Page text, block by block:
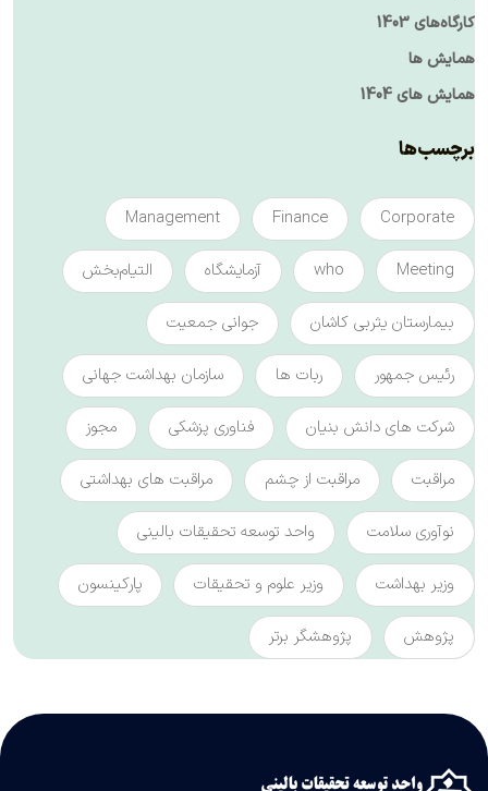
کارگاه‌های 1403
همایش ها
همایش های 1404
برچسب‌ها
Corporate
Finance
Management
Meeting
who آزمایشگاه التیام‌بخش
بیمارستان یثربی کاشان جوانی جمعیت
رئیس جمهور ربات ها سازمان بهداشت جهانی
شرکت های دانش بنیان فناوری پزشکی مجوز
مراقبت مراقبت از چشم مراقبت های بهداشتی
نوآوری سلامت واحد توسعه تحقیقات بالینی
وزیر بهداشت وزیر علوم و تحقیقات پارکینسون
پژوهش پژوهشگر برتر